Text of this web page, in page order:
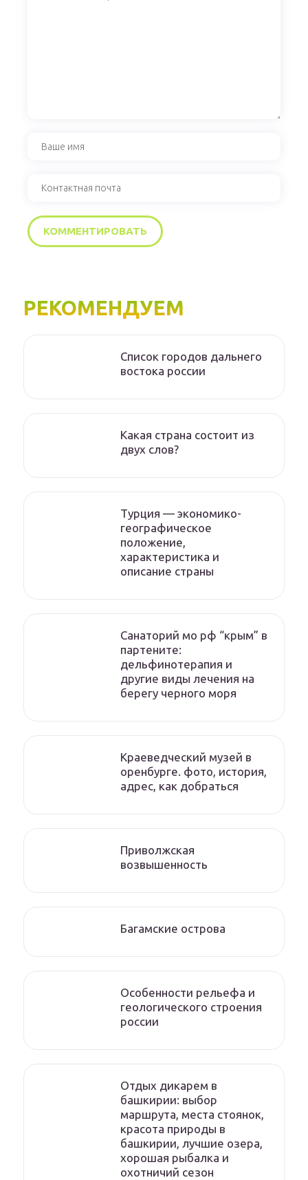
РЕКОМЕНДУЕМ
Список городов дальнего
востока россии
Какая страна состоит из
двух слов?
Турция — экономико-
географическое
положение,
характеристика и
описание страны
Санаторий мо рф “крым” в
партените:
дельфинотерапия и
другие виды лечения на
берегу черного моря
Краеведческий музей в
оренбурге. фото, история,
адрес, как добраться
Приволжская
возвышенность
Багамские острова
Особенности рельефа и
геологического строения
россии
Отдых дикарем в
башкирии: выбор
маршрута, места стоянок,
красота природы в
башкирии, лучшие озера,
хорошая рыбалка и
охотничий сезон